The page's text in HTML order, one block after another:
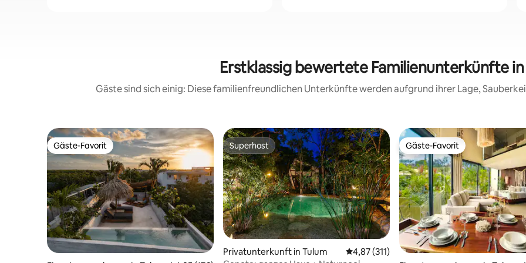
Erstklassig bewertete Familienunterkünfte
Gäste sind sich einig: Diese familienfreundlichen Unterkünfte werden aufgrund ihrer Lage,
Gäste-Favorit
Gäste-Favorit Superhost
Superhost
Privatunterkunft in Tulum Durchschnittliche Bewertung: 4,87 von 5,
4,87 (311)
Gäste-Favorit
Gäste-Favorit